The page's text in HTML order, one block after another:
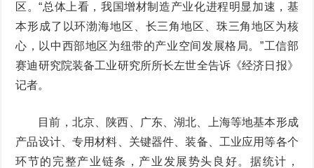
区。“总体上看，我国增材制造产业化进程明显加速，基
本形成了以环渤海地区、长三角地区、珠三角地区为核
心，以中西部地区为纽带的产业空间发展格局。”工信部
赛迪研究院装备工业研究所所长左世全告诉《经济日报》
记者。
目前，北京、陕西、广东、湖北、上海等地基本形成
产品设计、专用材料、关键器件、装备、工业应用等各个
环节的完整产业链条，产业发展势头良好。据统计，